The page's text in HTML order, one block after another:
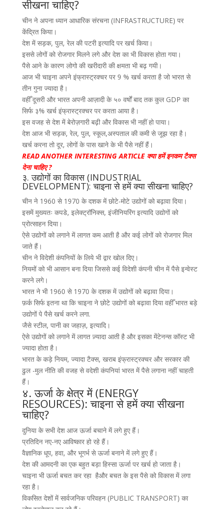
सीखना चाहिए?
चीन ने अपना ध्यान आधारिक संरचना (INFRASTRUCTURE) पर
केंद्रित किया।
देश में सड़क, पुल, रेल की पटरी इत्यादि पर खर्च किया।
इससे लोगों को रोजगार मिलने लगे और देश का भी विकास होता गया।
पैसे आने के कारण लोगो की खरीदारी की क्षमता भी बढ़ गयी।
आज भी चाइना अपने इंफ्रास्ट्रक्चर पर 9 % खर्च करता है जो भारत से
तीन गुना ज्यादा है।
वहीँ दूसरी और भारत अपनी आज़ादी के ५० वर्षों बाद तक कुल GDP का
सिर्फ ३% खर्च इंफ्रास्ट्रक्चर पर करता आया है।
इस वजह से देश में बेरोज़गारी बढ़ी और विकास भी नहीं हो पाया।
देश आज भी सड़क, रेल, पुल, स्कूल,अस्पताल की कमी से जूझ रहा है।
खर्च करना तो दूर, लोगों के पास खाने के भी पैसे नहीं हैं।
READ ANOTHER INTERESTING ARTICLE क्या हमें इनकम टैक्स
देना चाहिए ?
३. उद्योगों का विकास (INDUSTRIAL
DEVELOPMENT): चाइना से हमें क्या सीखना चाहिए?
चीन ने 1960 से 1970 के दशक में छोटे-मोटे उद्योगों को बढ़ावा दिया।
इसमें मुख्यतः कपडे, इलेक्ट्रॉनिक्स, इंजीनियरिंग इत्यादि उद्योगों को
प्रोत्साहन दिया।
ऐसे उद्योगों को लगाने में लागत कम आती है और कई लोगों को रोजगार मिल
जाते हैं।
चीन ने विदेशी कंपनियों के लिये भी द्वार खोल दिए।
नियमों को भी आसान बना दिया जिससे कई विदेशी कंपनी चीन में पैसे इन्वेस्ट
करने लगे।
भारत ने भी 1960 से 1970 के दशक में उद्योगों को बढ़ावा दिया।
फ़र्क सिर्फ इतना था कि चाइना ने छोटे उद्योगों को बढ़ावा दिया वहीँ भारत बड़े
उद्योगों पे पैसे खर्च करने लगा.
जैसे स्टील, पानी का जहाज़, इत्यादि।
ऐसे उद्योगों को लगाने में लागत ज़्यादा आती है और इसका मेंटेनन्स कॉस्ट भी
ज्यादा होता है।
भारत के कड़े नियम, ज्यादा टैक्स, खराब इंफ्रास्ट्रक्चर और सरकार की
ढुल -मुल नीति की वजह से वदेशी कंपनियां भारत में पैसे लगाना नहीं चाहती
हैं।
४. ऊर्जा के क्षेत्र में (ENERGY
RESOURCES): चाइना से हमें क्या सीखना
चाहिए?
दुनिया के सभी देश आज ऊर्जा बचाने में लगे हुए हैं।
प्रतिदिन नए-नए आविष्कार हो रहे हैं।
वैज्ञानिक धूप, हवा, और भूगर्भ से ऊर्जा बनाने में लगे हुए हैं।
देश की आमदनी का एक बहुत बड़ा हिस्सा ऊर्जा पर खर्च हो जाता है।
चाइना भी ऊर्जा बचत कर रहा हैऔर बचत के इस पैसे को विकास में लगा
रहा है।
विकसित देशों में सार्वजनिक परिवहन (PUBLIC TRANSPORT) का